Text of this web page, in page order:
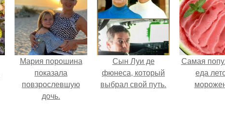
Мария порошина
показала
повзрослевшую
дочь.
Сын Луи де
фюнеса, который
выбрал свой путь.
Самая
еда